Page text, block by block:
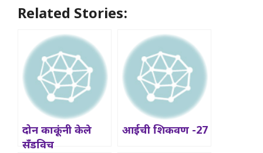
Related Stories:
दोन काकूंनी केले
सँडविच
आईची शिकवण -27